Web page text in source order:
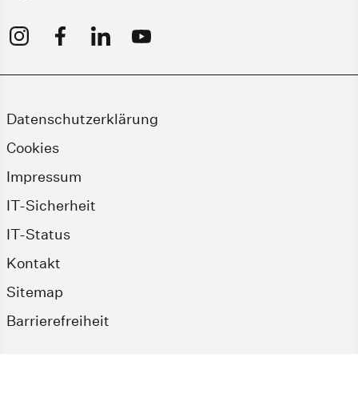
Datenschutzerklärung
Cookies
Impressum
IT-Sicherheit
IT-Status
Kontakt
Sitemap
Barrierefreiheit